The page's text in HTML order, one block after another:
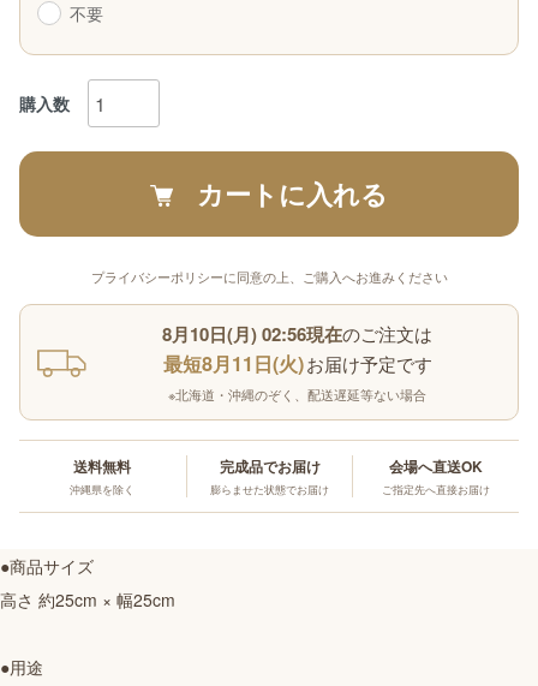
不要
購入数
カートに入れる
プライバシーポリシーに同意の上、ご購入へお進みください
8月10日(月) 02:56現在のご注文は
最短8月11日(火)お届け予定です
※北海道・沖縄のぞく、配送遅延等ない場合
送料無料
沖縄県を除く
完成品でお届け
膨らませた状態でお届け
会場へ直送OK
ご指定先へ直接お届け
●商品サイズ
高さ 約25cm × 幅25cm
●用途